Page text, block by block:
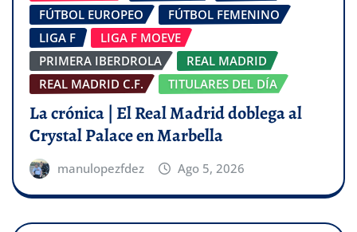
FÚTBOL EUROPEO
FÚTBOL FEMENINO
LIGA F
LIGA F MOEVE
PRIMERA IBERDROLA
REAL MADRID
REAL MADRID C.F.
TITULARES DEL DÍA
La crónica | El Real Madrid doblega al
Crystal Palace en Marbella
manulopezfdez Ago 5, 2026